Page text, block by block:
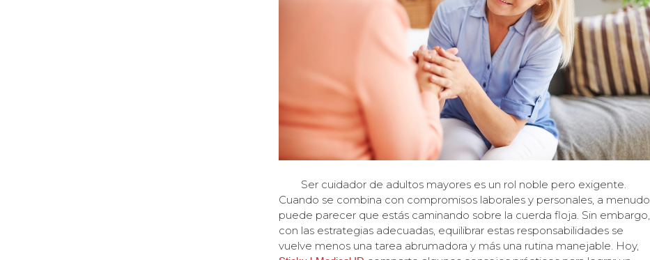
Ser cuidador de adultos mayores es un rol noble pero exigente.
Cuando se combina con compromisos laborales y personales, a menudo
puede parecer que estás caminando sobre la cuerda floja. Sin embargo,
con las estrategias adecuadas, equilibrar estas responsabilidades se
vuelve menos una tarea abrumadora y más una rutina manejable. Hoy,